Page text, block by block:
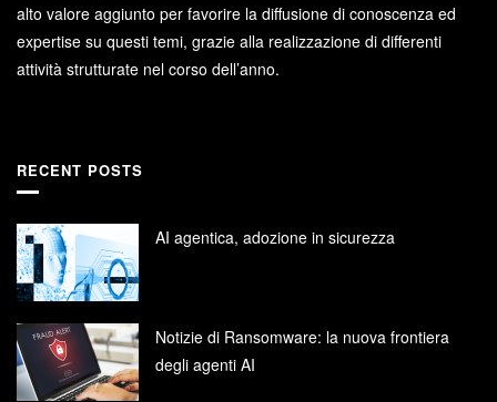
alto valore aggiunto per favorire la diffusione di conoscenza ed
expertise su questi temi, grazie alla realizzazione di differenti
attività strutturate nel corso dell’anno.
RECENT POSTS
AI agentica, adozione in sicurezza
Notizie di Ransomware: la nuova frontiera
degli agenti AI